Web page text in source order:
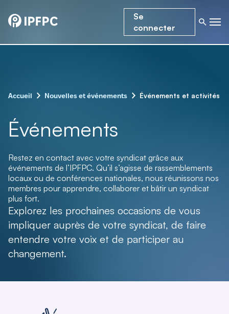
Se
connecter
Accueil – Nouvelles et événements – Événements et activités
Événements
Restez en contact avec votre syndicat grâce aux
événements de l’IPFPC. Qu’il s’agisse de rassemblements
locaux ou de conférences nationales, nous réunissons nos
membres pour apprendre, collaborer et bâtir un syndicat
plus fort.
Explorez les prochaines occasions de vous
impliquer auprès de votre syndicat, de faire
entendre votre voix et de participer au
changement.